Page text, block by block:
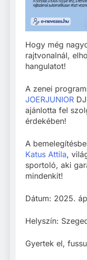
Hogy még
rajtvonalnál,
hangulatot!
A zenei
JOERJUNIOR
ajánlotta fel
érdekében!
A
Katus Attila,
sportoló, aki
mindenkit!
Dátum: 2025.
Helyszín:
Gyertek el,